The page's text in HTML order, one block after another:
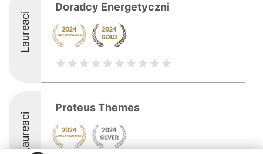
Laureaci
Doradcy Energetyczni
Laureaci
Proteus Themes